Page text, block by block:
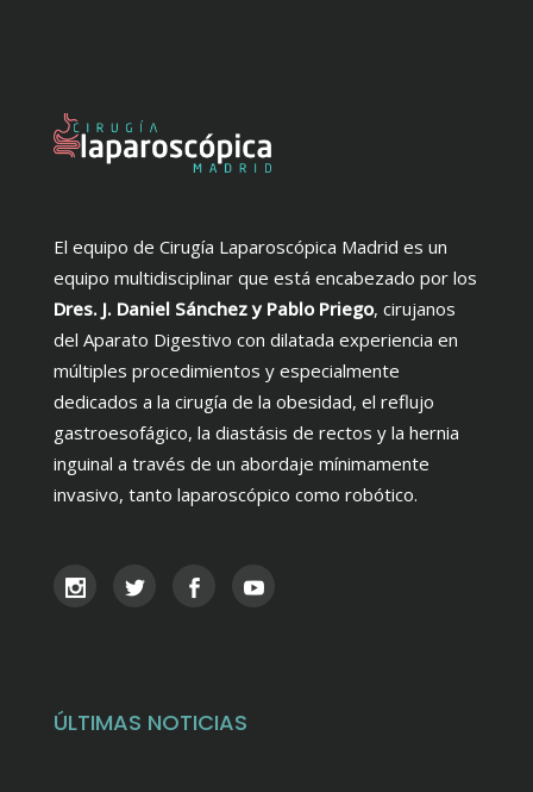
El equipo de Cirugía Laparoscópica Madrid es un
equipo multidisciplinar que está encabezado por los
Dres. J. Daniel Sánchez y Pablo Priego, cirujanos
del Aparato Digestivo con dilatada experiencia en
múltiples procedimientos y especialmente
dedicados a la cirugía de la obesidad, el reflujo
gastroesofágico, la diastásis de rectos y la hernia
inguinal a través de un abordaje mínimamente
invasivo, tanto laparoscópico como robótico.
ÚLTIMAS NOTICIAS